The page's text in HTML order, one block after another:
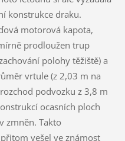
konstrukce draku.
motorová kapota,
prodloužen trup
polohy těžiště) a
vrtule (z 2,03 m na
podvozku z 3,8 m
ocasních ploch
zmněn. Takto
vešel ve známost